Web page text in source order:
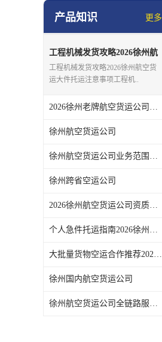
产品知识 更多
工程机械发货攻略2026徐州航
空货运大件托运注意事项
工程机械发货攻略2026徐州航空货
运大件托运注意事项工程机..
2026徐州老牌航空货运公司介绍十年以上机场货代服务商
徐州航空货运公司
徐州航空货运公司业务范围详解2026本地空运货代办理流程
徐州跨省空运公司
2026徐州航空货运公司资质区分正规空运代理辨别方法
个人急件托运指南2026徐州航空货运公司小件空运流程
大批量货物空运合作推荐2026徐州稳定舱位航空货运公司
徐州国内航空货运公司
徐州航空货运公司全链路服务解析仓储打板派送一站式介绍